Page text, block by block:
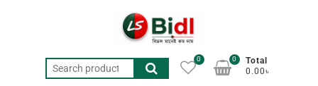
Search
for:
0
Total
0.00৳
0